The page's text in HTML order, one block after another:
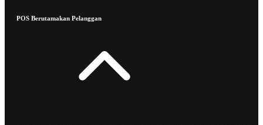
POS Berutamakan Pelanggan